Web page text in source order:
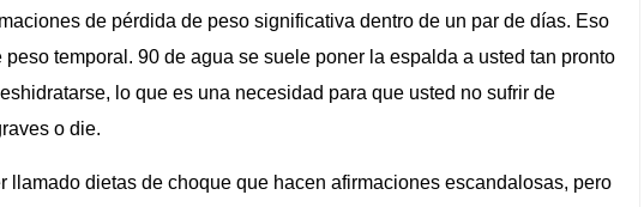
de pérdida de peso significativa dentro de un par de días. Eso
temporal. 90 de agua se suele poner la espalda a usted tan pronto
lo que es una necesidad para que usted no sufrir de
o die.
llamado dietas de choque que hacen afirmaciones escandalosas, pero